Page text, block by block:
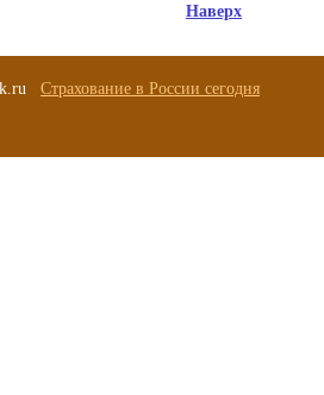
Наверх
Страхование в России сегодня